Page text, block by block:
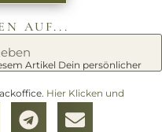
AUF...
Artikel Dein persönlicher
Hier Klicken und